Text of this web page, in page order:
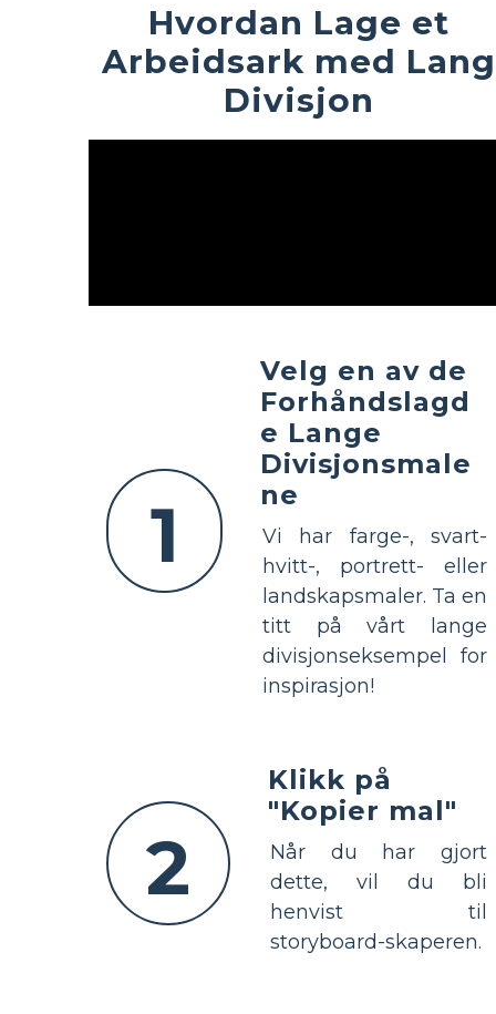
Hvordan Lage et
Arbeidsark med Lang
Divisjon
1
Velg en av de
Forhåndslagd
e Lange
Divisjonsmale
ne
Vi har farge-, svart-
hvitt-, portrett- eller
landskapsmaler. Ta en
titt på vårt lange
divisjonseksempel for
inspirasjon!
2
Klikk på
"Kopier mal"
Når du har gjort
dette, vil du bli
henvist til
storyboard-skaperen.